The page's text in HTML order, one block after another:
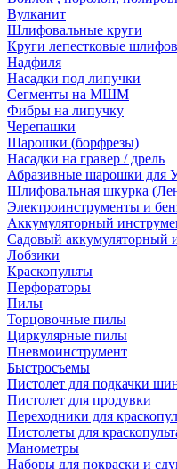
Вулканит
Шлифовальные круги
Круги лепестковые
Надфиля
Насадки под липучки
Сегменты на МШМ
Фибры на липучку
Черепашки
Шарошки (борфрезы)
Насадки на гравер / дрель
Абразивные шарошки
Шлифовальная шкурка
Электроинструменты и
Аккумуляторный
Садовый аккумуляторный
Лобзики
Краскопульты
Перфораторы
Пилы
Торцовочные пилы
Циркулярные пилы
Пневмоинструмент
Быстросъемы
Пистолет для подкачки
Пистолет для продувки
Переходники для
Пистолеты для
Манометры
Наборы для покраски и